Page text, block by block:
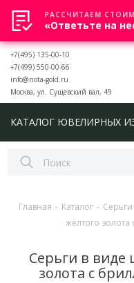
+7(495) 135-00-10
+7(499) 550-00-66
info@nota-gold.ru
Москва, ул. Сущевский вал, 49
КАТАЛОГ ЮВЕЛИРНЫХ
Главная - Каталог - Серьги
жёлтого золота
Серьги в виде
золота с
РАССЧИТАЕМ
«Ответьте на